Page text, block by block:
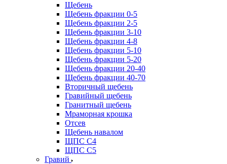
Щебень
Щебень фракции 0-5
Щебень фракции 2-5
Щебень фракции 3-10
Щебень фракции 4-8
Щебень фракции 5-10
Щебень фракции 5-20
Щебень фракции 20-40
Щебень фракции 40-70
Вторичный щебень
Гравийный щебень
Гранитный щебень
Мраморная крошка
Отсев
Щебень навалом
ЩПС С4
ЩПС С5
Гравий